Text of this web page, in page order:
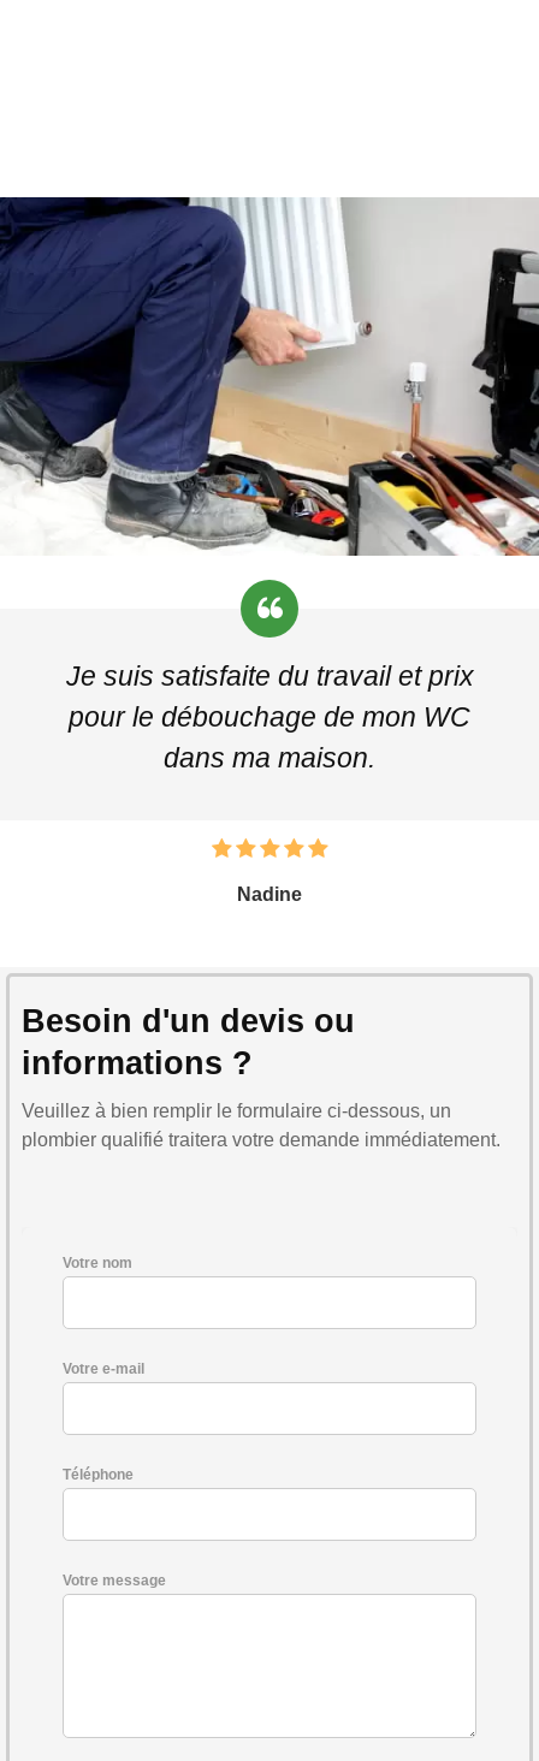
Je suis satisfaite du travail et prix
pour le débouchage de mon WC
dans ma maison.
Nadine
Besoin d'un devis ou
informations ?
Veuillez à bien remplir le formulaire ci-dessous, un
plombier qualifié traitera votre demande immédiatement.
Votre nom
Votre e-mail
Téléphone
Votre message